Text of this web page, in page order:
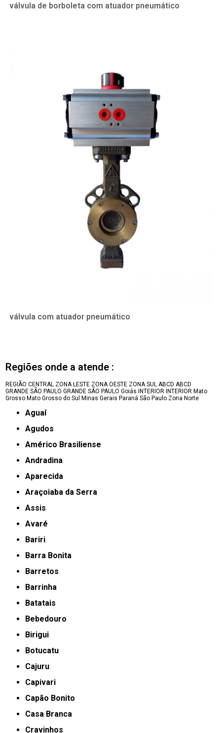
válvula de borboleta com atuador pneumático
válvula com atuador pneumático
Regiões onde a atende :
REGIÃO CENTRAL ZONA LESTE ZONA OESTE ZONA SUL ABCD ABCD
GRANDE SÃO PAULO GRANDE SÃO PAULO Goiás INTERIOR INTERIOR Mato
Grosso Mato Grosso do Sul Minas Gerais Paraná São Paulo Zona Norte
Aguaí
Agudos
Américo Brasiliense
Andradina
Aparecida
Araçoiaba da Serra
Assis
Avaré
Bariri
Barra Bonita
Barretos
Barrinha
Batatais
Bebedouro
Birigui
Botucatu
Cajuru
Capivari
Capão Bonito
Casa Branca
Cravinhos